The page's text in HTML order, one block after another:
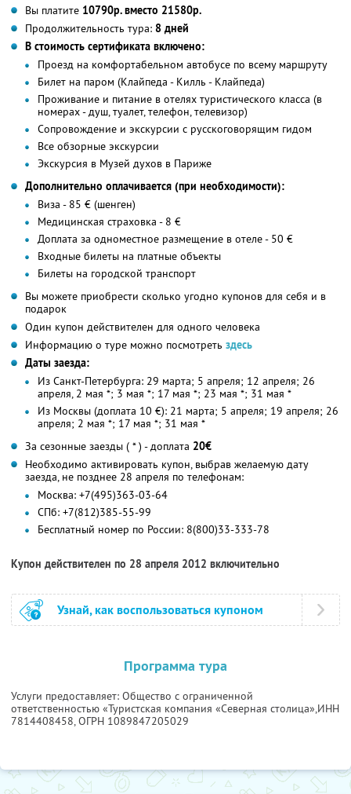
Вы платите 10790р. вместо 21580р.
Продолжительность тура: 8 дней
В стоимость сертификата включено:
Проезд на комфортабельном автобусе по всему маршруту
Билет на паром (Клайпеда - Килль - Клайпеда)
Проживание и питание в отелях туристического класса (в
номерах - душ, туалет, телефон, телевизор)
Сопровождение и экскурсии с русскоговорящим гидом
Все обзорные экскурсии
Экскурсия в Музей духов в Париже
Дополнительно оплачивается (при необходимости):
Виза - 85 € (шенген)
Медицинская страховка - 8 €
Доплата за одноместное размещение в отеле - 50 €
Входные билеты на платные объекты
Билеты на городской транспорт
Вы можете приобрести сколько угодно купонов для себя и в
подарок
Один купон действителен для одного человека
Информацию о туре можно посмотреть здесь
Даты заезда:
Из Санкт-Петербурга: 29 марта; 5 апреля; 12 апреля; 26
апреля, 2 мая *; 3 мая *; 17 мая *; 23 мая *; 31 мая *
Из Москвы (доплата 10 €): 21 марта; 5 апреля; 19 апреля; 26
апреля; 2 мая *; 17 мая *; 31 мая *
За сезонные заезды ( * ) - доплата 20€
Необходимо активировать купон, выбрав желаемую дату
заезда, не позднее 28 апреля по телефонам:
Москва: +7(495)363-03-64
СПб: +7(812)385-55-99
Бесплатный номер по России: 8(800)33-333-78
Купон действителен по 28 апреля 2012 включительно
Узнай, как воспользоваться купоном
Программа тура
Услуги предоставляет: Общество с ограниченной
ответственностью «Туристская компания «Северная столица»,ИНН
7814408458, ОГРН 1089847205029